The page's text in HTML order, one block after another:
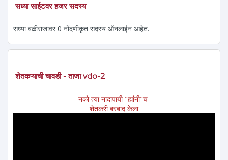
सध्या साईटवर हजर सदस्य
सध्या बळीराजावर 0 नोंदणीकृत सदस्य ऑनलाईन आहेत.
शेतकऱ्याची चावडी - ताजा vdo-2
नको त्या नादापायी "ह्यांनी"च
शेतकरी बरबाद केला